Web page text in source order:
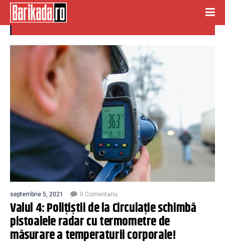
pistoale radar
septembrie 5, 2021 0 Comentariu
Valul 4: Polițiștii de la Circulație schimbă
pistoalele radar cu termometre de
măsurare a temperaturii corporale!